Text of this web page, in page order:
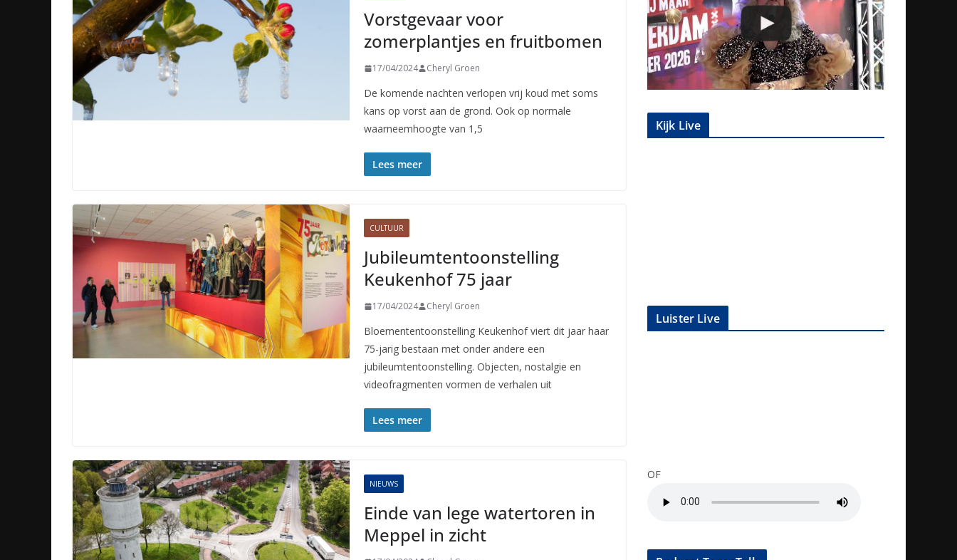
Vorstgevaar voor
zomerplantjes en fruitbomen
17/04/2024 Cheryl Groen
De komende nachten verlopen vrij koud met soms
kans op vorst aan de grond. Ook op normale
waarneemhoogte van 1,5
Lees meer
CULTUUR
Jubileumtentoonstelling
Keukenhof 75 jaar
17/04/2024 Cheryl Groen
Bloemententoonstelling Keukenhof viert dit jaar haar
75-jarig bestaan met onder andere een
jubileumtentoonstelling. Objecten, nostalgie en
videofragmenten vormen de verhalen uit
Lees meer
NIEUWS
Einde van lege watertoren in
Meppel in zicht
Kijk Live
Luister Live
OF